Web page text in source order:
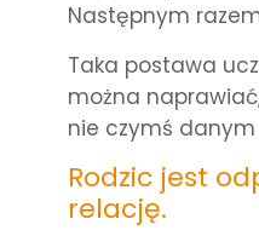
Następnym
Taka postawa
można
nie czymś danym
Rodzic jest
relację.